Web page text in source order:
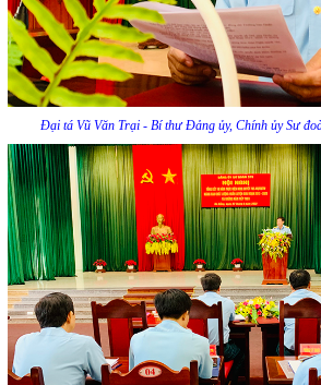
Đại tá Vũ Văn Trại - Bí thư Đảng ủy, Chính ủy Sư